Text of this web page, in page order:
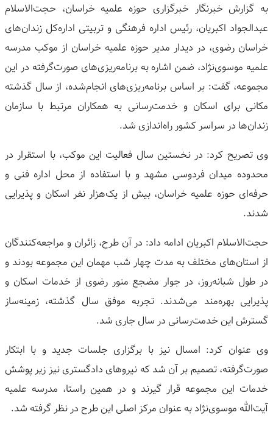
به گزارش خبرنگار خبرگزاری حوزه علمیه خراسان، حجت‌الاسلام
عبدالجواد اکبریان، رئیس اداره فرهنگی و تربیتی اداره‌کل زندان‌های
خراسان رضوی، در دیدار مدیر حوزه علمیه خراسان از موکب مدرسه
علمیه موسوی‌نژاد، ضمن اشاره به برنامه‌ریزی‌های صورت‌گرفته در این
مجموعه، گفت: بر اساس برنامه‌ریزی‌های انجام‌شده، از سال گذشته
مکانی برای اسکان و خدمت‌رسانی به همکاران مرتبط با سازمان
زندان‌ها در سراسر کشور راه‌اندازی شد.
وی تصریح کرد: در نخستین سال فعالیت این موکب، با استقرار در
محدوده میدان فردوسی مشهد و با استفاده از محل اداره فنی و
حرفه‌ای حوزه علمیه خراسان، بیش از یک‌هزار نفر اسکان و پذیرایی
شدند.
حجت‌الاسلام اکبریان ادامه داد: در آن طرح، زائران و مراجعه‌کنندگان
از استان‌های مختلف به مدت چهار شب مهمان این مجموعه بودند و
در طول شبانه‌روز، در جوار مضجع منور رضوی از خدمات اسکان و
پذیرایی بهره‌مند می‌شدند. تجربه موفق سال گذشته، زمینه‌ساز
گسترش این خدمت‌رسانی در سال جاری شد.
وی عنوان کرد: امسال نیز با برگزاری جلسات جدید و با ابتکار
صورت‌گرفته، تصمیم بر آن شد که نیروهای دادگستری نیز زیر پوشش
خدمات این مجموعه قرار گیرند و در همین راستا، مدرسه علمیه
آیت‌الله موسوی‌نژاد به عنوان مرکز اصلی این طرح در نظر گرفته شد.